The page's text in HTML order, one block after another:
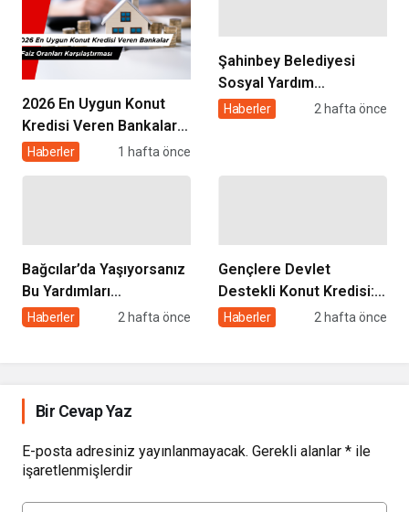
2026 En Uygun Konut
Kredisi Veren Bankalar
ve Faiz Oranları
Haberler 1 hafta önce
Şahinbey Belediyesi
Sosyal Yardım
Başvurusu 2026: Kimler
Haberler 2 hafta önce
Bağcılar’da Yaşıyorsanız
Bu Yardımları
Alabilirsiniz: Başvuru
Haberler 2 hafta önce
Gençlere Devlet
Destekli Konut Kredisi: 3
Yıl Geri Ödemesiz, 5 Yıl
Haberler 2 hafta önce
Bir Cevap Yaz
E-posta adresiniz yayınlanmayacak. Gerekli alanlar * ile
işaretlenmişlerdir